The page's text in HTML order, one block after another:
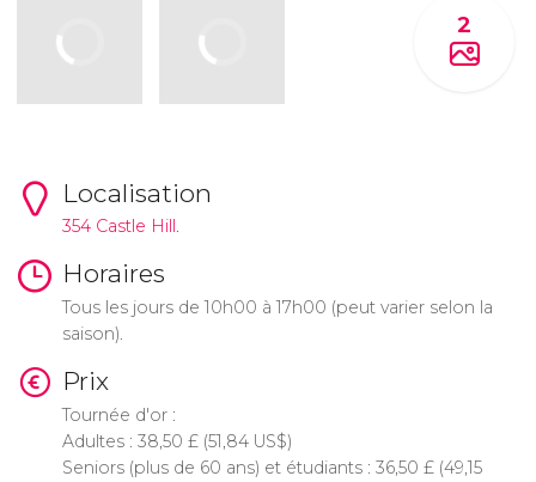
2
Localisation
354 Castle Hill.
Horaires
Tous les jours de 10h00 à 17h00 (peut varier selon la
saison).
Prix
Tournée d'or :
Adultes : 38,50 £(51,84 US$)
Seniors (plus de 60 ans) et étudiants : 36,50 £(49,15